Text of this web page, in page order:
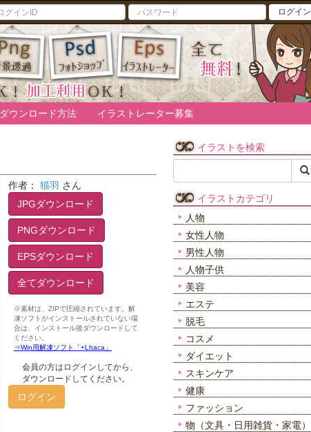
ログイン
ダウンロード方法 イラストレーター募集
作者：猫羽 さん
JPGダウンロード
PNGダウンロード
EPSダウンロード
全てダウンロード
会員の方はログインしてから、
ダウンロードしてください。
ログイン
イラストを検索
イラストカテゴリ
人物
女性人物
男性人物
人物子供
美容
エステ
脱毛
コスメ
ダイエット
スキンケア
健康
ファッション
物（文具・日用雑貨・家電）